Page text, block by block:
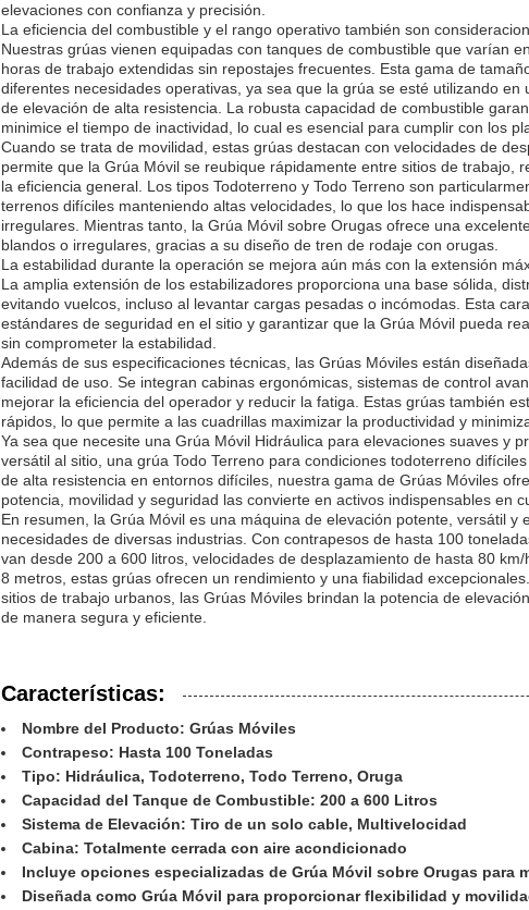
elevaciones con confianza y precisión.
La eficiencia del combustible y el rango operativo también son
Nuestras grúas vienen equipadas con tanques de combustible que varían
horas de trabajo extendidas sin repostajes frecuentes. Esta gama de
diferentes necesidades operativas, ya sea que la grúa se esté utilizando
de elevación de alta resistencia. La robusta capacidad de combustible
minimice el tiempo de inactividad, lo cual es esencial para cumplir con los
Cuando se trata de movilidad, estas grúas destacan con velocidades de
permite que la Grúa Móvil se reubique rápidamente entre sitios de trabajo,
la eficiencia general. Los tipos Todoterreno y Todo Terreno son
terrenos difíciles manteniendo altas velocidades, lo que los hace
irregulares. Mientras tanto, la Grúa Móvil sobre Orugas ofrece una
blandos o irregulares, gracias a su diseño de tren de rodaje con orugas.
La estabilidad durante la operación se mejora aún más con la extensión
La amplia extensión de los estabilizadores proporciona una base sólida,
evitando vuelcos, incluso al levantar cargas pesadas o incómodas. Esta
estándares de seguridad en el sitio y garantizar que la Grúa Móvil pueda
sin comprometer la estabilidad.
Además de sus especificaciones técnicas, las Grúas Móviles están
facilidad de uso. Se integran cabinas ergonómicas, sistemas de control
mejorar la eficiencia del operador y reducir la fatiga. Estas grúas también
rápidos, lo que permite a las cuadrillas maximizar la productividad y
Ya sea que necesite una Grúa Móvil Hidráulica para elevaciones suaves y
versátil al sitio, una grúa Todo Terreno para condiciones todoterreno
de alta resistencia en entornos difíciles, nuestra gama de Grúas Móviles
potencia, movilidad y seguridad las convierte en activos indispensables en
En resumen, la Grúa Móvil es una máquina de elevación potente, versátil y
necesidades de diversas industrias. Con contrapesos de hasta 100
van desde 200 a 600 litros, velocidades de desplazamiento de hasta 80
8 metros, estas grúas ofrecen un rendimiento y una fiabilidad
sitios de trabajo urbanos, las Grúas Móviles brindan la potencia de
de manera segura y eficiente.
Características:
Nombre del Producto: Grúas Móviles
Contrapeso: Hasta 100 Toneladas
Tipo: Hidráulica, Todoterreno, Todo Terreno, Oruga
Capacidad del Tanque de Combustible: 200 a 600 Litros
Sistema de Elevación: Tiro de un solo cable, Multivelocidad
Cabina: Totalmente cerrada con aire acondicionado
Incluye opciones especializadas de Grúa Móvil sobre Orugas para
Diseñada como Grúa Móvil para proporcionar flexibilidad y